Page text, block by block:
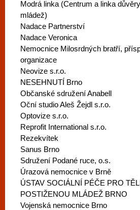
Modrá linka (Centrum a linka
mládež)
Nadace Partnerství
Nadace Veronica
Nemocnice Milosrdných bratří,
organizace
Neovize s.r.o.
NESEHNUTÍ Brno
Občanské sdružení Anabell
Oční studio Aleš Žejdl s.r.o.
Optovize s.r.o.
Reprofit International s.r.o.
Rezekvítek
Sanus Brno
Sdružení Podané ruce, o.s.
Úrazová nemocnice v Brně
ÚSTAV SOCIÁLNÍ PÉČE PRO
POSTIŽENOU MLÁDEŽ BRNO
Vojenská nemocnice Brno